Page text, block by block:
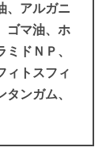
、アルガニ
ゴマ油、ホ
ドＮＰ、
ィトスフィ
ンガム、